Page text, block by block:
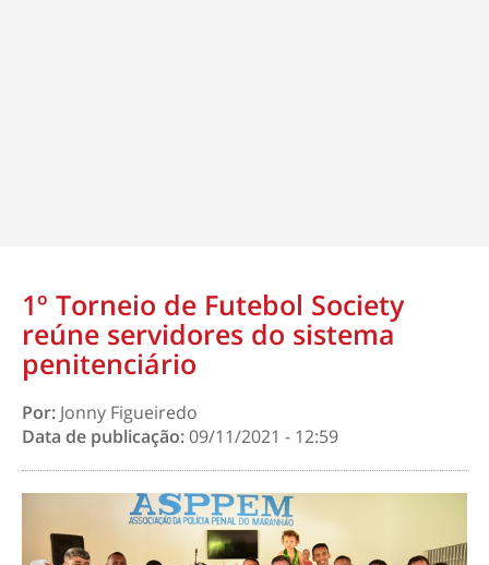
1º Torneio de Futebol Society
reúne servidores do sistema
penitenciário
Por: Jonny Figueiredo
Data de publicação:09/11/2021 - 12:59